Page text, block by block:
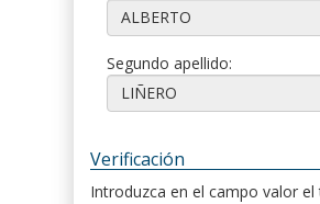
Segundo apellido:
Verificación
Introduzca en el campo valor